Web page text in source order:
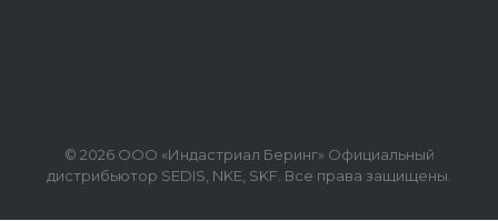
© 2026 ООО «Индастриал Беринг» Официальный
дистрибьютор SEDIS, NKE, SKF. Все права защищены.